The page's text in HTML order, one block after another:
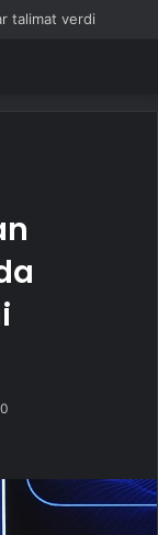
talimat verdi
0